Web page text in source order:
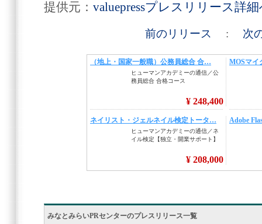
提供元： valuepressプレスリリース詳
前のリリース : 次
みなとみらいPRセンターのプレスリリース一覧